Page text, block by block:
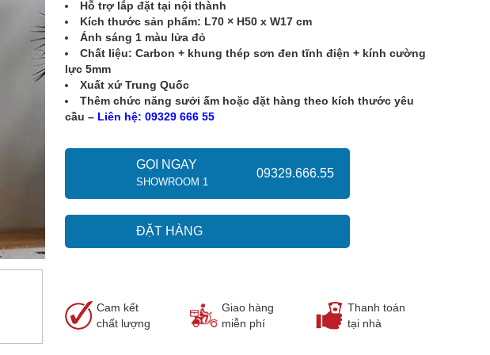
Hỗ trợ lắp đặt tại nội thành
Kích thước sản phẩm: L70 × H50 x W17 cm
Ánh sáng 1 màu lửa đỏ
Chất liệu: Carbon + khung thép sơn đen tĩnh điện + kính cường
lực 5mm
Xuất xứ Trung Quốc
Thêm chức năng sưởi ấm hoặc đặt hàng theo kích thước yêu
cầu – Liên hệ: 09329 666 55
GỌI NGAY
SHOWROOM 1
09329.666.55
ĐẶT HÀNG
Cam kết
chất lượng
Giao hàng
miễn phí
Thanh toán
tại nhà